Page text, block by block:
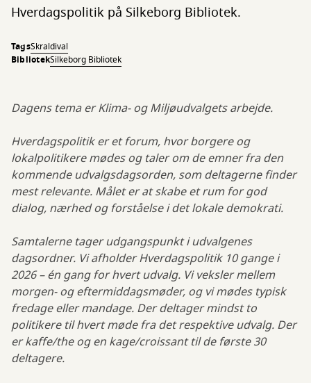
Hverdagspolitik på Silkeborg Bibliotek.
TagsSkraldival
BibliotekSilkeborg Bibliotek
Dagens tema er Klima- og Miljøudvalgets arbejde.
Hverdagspolitik er et forum, hvor borgere og
lokalpolitikere mødes og taler om de emner fra den
kommende udvalgsdagsorden, som deltagerne finder
mest relevante. Målet er at skabe et rum for god
dialog, nærhed og forståelse i det lokale demokrati.
Samtalerne tager udgangspunkt i udvalgenes
dagsordner. Vi afholder Hverdagspolitik 10 gange i
2026 – én gang for hvert udvalg. Vi veksler mellem
morgen- og eftermiddagsmøder, og vi mødes typisk
fredage eller mandage. Der deltager mindst to
politikere til hvert møde fra det respektive udvalg. Der
er kaffe/the og en kage/croissant til de første 30
deltagere.